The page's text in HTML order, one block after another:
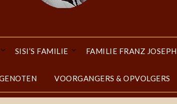
SISI’S FAMILIE FAMILIE FRANZ JOSEPH
VOORGANGERS & OPVOLGERS